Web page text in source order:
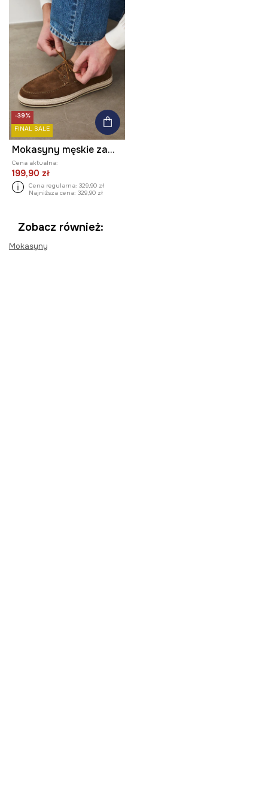
-39%
FINAL SALE
Mokasyny męskie zamszowe
Cena aktualna:
199,90 zł
Cena regularna: 329,90 zł
Najniższa cena: 329,90 zł
Zobacz również:
Mokasyny